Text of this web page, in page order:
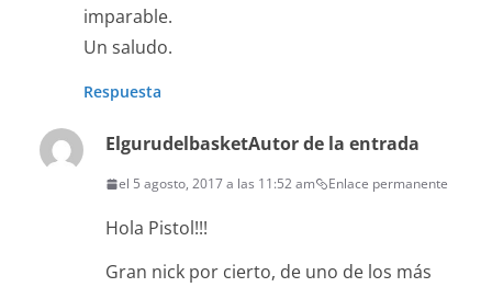
imparable.
Un saludo.
Respuesta
ElgurudelbasketAutor de la entrada
el 5 agosto, 2017 a las 11:52 am Enlace permanente
Hola Pistol!!!
Gran nick por cierto, de uno de los más